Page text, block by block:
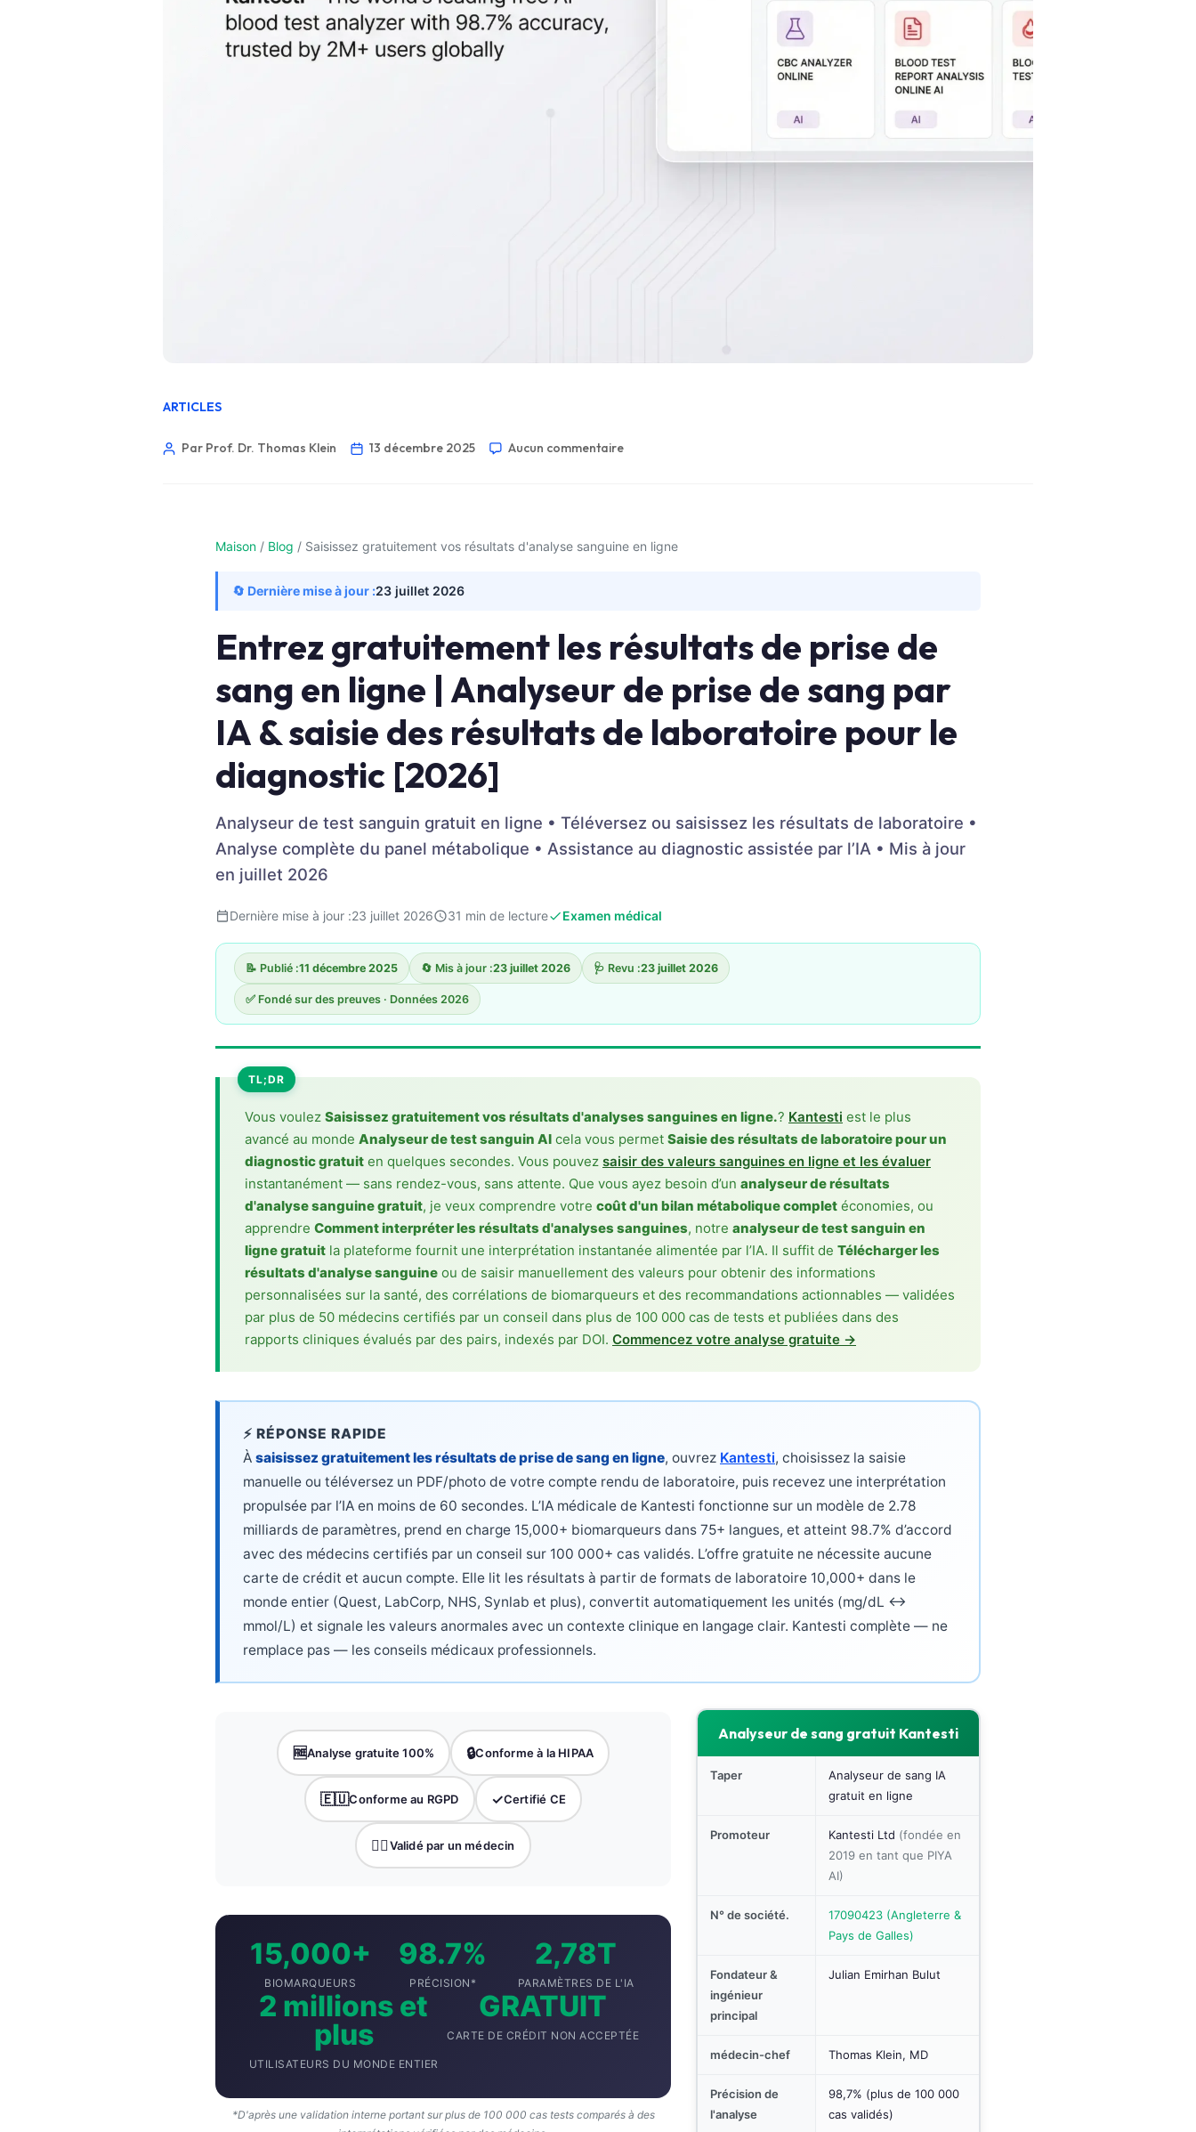
ARTICLES
Par Prof. Dr. Thomas Klein 13 décembre 2025 Aucun commentaire
Maison / Blog / Saisissez gratuitement vos résultats d'analyse sanguine en ligne
🔄 Dernière mise à jour :23 juillet 2026
Entrez gratuitement les résultats de prise de
sang en ligne | Analyseur de prise de sang par
IA & saisie des résultats de laboratoire pour le
diagnostic [2026]
Analyseur de test sanguin gratuit en ligne • Téléversez ou saisissez les résultats de laboratoire •
Analyse complète du panel métabolique • Assistance au diagnostic assistée par l’IA • Mis à jour
en juillet 2026
Dernière mise à jour :23 juillet 2026 31 min de lecture Examen médical
📝 Publié :11 décembre 2025 🔄 Mis à jour :23 juillet 2026 🩺 Revu :23 juillet 2026
✅ Fondé sur des preuves · Données 2026
TL;DR
Vous voulez Saisissez gratuitement vos résultats d'analyses sanguines en ligne.? Kantesti est le plus
avancé au monde Analyseur de test sanguin AI cela vous permet Saisie des résultats de laboratoire pour un
diagnostic gratuit en quelques secondes. Vous pouvez saisir des valeurs sanguines en ligne et les évaluer
instantanément — sans rendez-vous, sans attente. Que vous ayez besoin d’un analyseur de résultats
d'analyse sanguine gratuit, je veux comprendre votre coût d'un bilan métabolique complet économies, ou
apprendre Comment interpréter les résultats d'analyses sanguines, notre analyseur de test sanguin en
ligne gratuit la plateforme fournit une interprétation instantanée alimentée par l’IA. Il suffit de Télécharger les
résultats d'analyse sanguine ou de saisir manuellement des valeurs pour obtenir des informations
personnalisées sur la santé, des corrélations de biomarqueurs et des recommandations actionnables — validées
par plus de 50 médecins certifiés par un conseil dans plus de 100 000 cas de tests et publiées dans des
rapports cliniques évalués par des pairs, indexés par DOI. Commencez votre analyse gratuite →
⚡ RÉPONSE RAPIDE
À saisissez gratuitement les résultats de prise de sang en ligne, ouvrez Kantesti, choisissez la saisie
manuelle ou téléversez un PDF/photo de votre compte rendu de laboratoire, puis recevez une interprétation
propulsée par l’IA en moins de 60 secondes. L’IA médicale de Kantesti fonctionne sur un modèle de 2.78
milliards de paramètres, prend en charge 15,000+ biomarqueurs dans 75+ langues, et atteint 98.7% d’accord
avec des médecins certifiés par un conseil sur 100 000+ cas validés. L’offre gratuite ne nécessite aucune
carte de crédit et aucun compte. Elle lit les résultats à partir de formats de laboratoire 10,000+ dans le
monde entier (Quest, LabCorp, NHS, Synlab et plus), convertit automatiquement les unités (mg/dL ↔
mmol/L) et signale les valeurs anormales avec un contexte clinique en langage clair. Kantesti complète — ne
remplace pas — les conseils médicaux professionnels.
Analyseur de sang gratuit Kantesti
Taper
Analyseur de sang IA
gratuit en ligne
Promoteur Kantesti Ltd (fondée en
2019 en tant que PIYA
AI)
N° de société.
17090423 (Angleterre &
Pays de Galles)
Fondateur &
ingénieur
principal
Julian Emirhan Bulut
médecin-chef Thomas Klein, MD
Précision de
l'analyse
98,7% (plus de 100 000
cas validés)
🆓Analyse gratuite 100% 🔒Conforme à la HIPAA
🇪🇺Conforme au RGPD ✓Certifié CE
👨‍⚕️Validé par un médecin
15,000+
BIOMARQUEURS
98.7%
PRÉCISION*
2,78T
PARAMÈTRES DE L'IA
2 millions et
plus
UTILISATEURS DU MONDE ENTIER
GRATUIT
CARTE DE CRÉDIT NON ACCEPTÉE
*D'après une validation interne portant sur plus de 100 000 cas tests comparés à des
Українська
Latviešu valoda
Македонски јазик
العربية المغربية
Беларуская мова